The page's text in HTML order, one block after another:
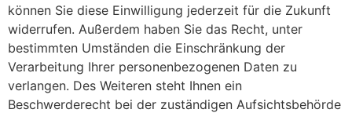
können Sie diese Einwilligung jederzeit für die Zukunft
widerrufen. Außerdem haben Sie das Recht, unter
bestimmten Umständen die Einschränkung der
Verarbeitung Ihrer personenbezogenen Daten zu
verlangen. Des Weiteren steht Ihnen ein
Beschwerderecht bei der zuständigen Aufsichtsbehörde